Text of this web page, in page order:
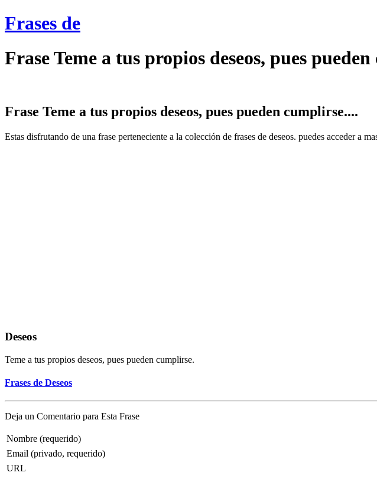
Frases de
Frase Teme a tus propios deseos, pues
Frase Teme a tus propios deseos, pues pueden cumplirse....
Estas disfrutando de una frase perteneciente a la colección de frases de deseos. puedes acceder a
Deseos
Teme a tus propios deseos, pues pueden cumplirse.
Frases de Deseos
Deja un Comentario para Esta Frase
Nombre (requerido)
Email (privado, requerido)
URL